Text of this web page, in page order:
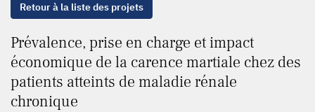
Retour à la liste des projets
Prévalence, prise en charge et impact
économique de la carence martiale chez des
patients atteints de maladie rénale
chronique